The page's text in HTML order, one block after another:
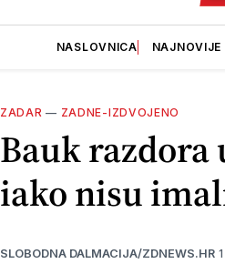
NASLOVNICA NAJNOVIJE
ZADAR — ZADNE-IZDVOJENO
Bauk
iako nisu
SLOBODNA DALMACIJA/ZDNEWS.HR